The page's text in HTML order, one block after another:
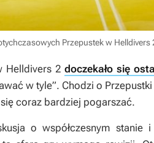
Przepustek w Helldivers
Helldivers 2 doczekało się
w tyle”. Chodzi o
coraz bardziej pogarszać.
o współczesnym